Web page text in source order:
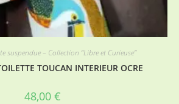
suspendue – Collection “Libre et Curieuse”
TOUCAN INTERIEUR OCRE
48,00 €